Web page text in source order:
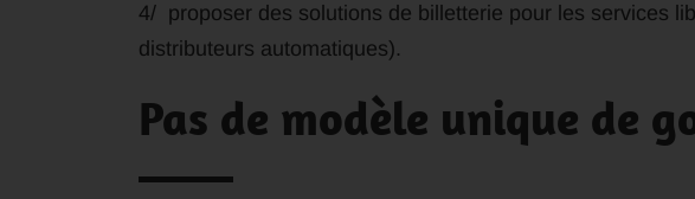
4/ proposer des solutions de billetterie pour les services
distributeurs automatiques).
Pas de modèle unique de